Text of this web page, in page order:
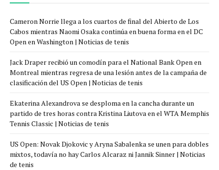
Cameron Norrie llega a los cuartos de final del Abierto de Los
Cabos mientras Naomi Osaka continúa en buena forma en el DC
Open en Washington | Noticias de tenis
Jack Draper recibió un comodín para el National Bank Open en
Montreal mientras regresa de una lesión antes de la campaña de
clasificación del US Open | Noticias de tenis
Ekaterina Alexandrova se desploma en la cancha durante un
partido de tres horas contra Kristina Liutova en el WTA Memphis
Tennis Classic | Noticias de tenis
US Open: Novak Djokovic y Aryna Sabalenka se unen para dobles
mixtos, todavía no hay Carlos Alcaraz ni Jannik Sinner | Noticias
de tenis